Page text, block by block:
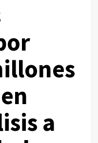
a